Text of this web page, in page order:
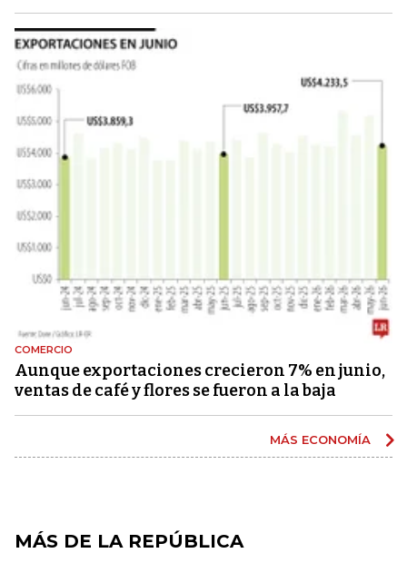
COMERCIO
Aunque exportaciones crecieron 7% en junio,
ventas de café y flores se fueron a la baja
MÁS ECONOMÍA
MÁS DE LA REPÚBLICA